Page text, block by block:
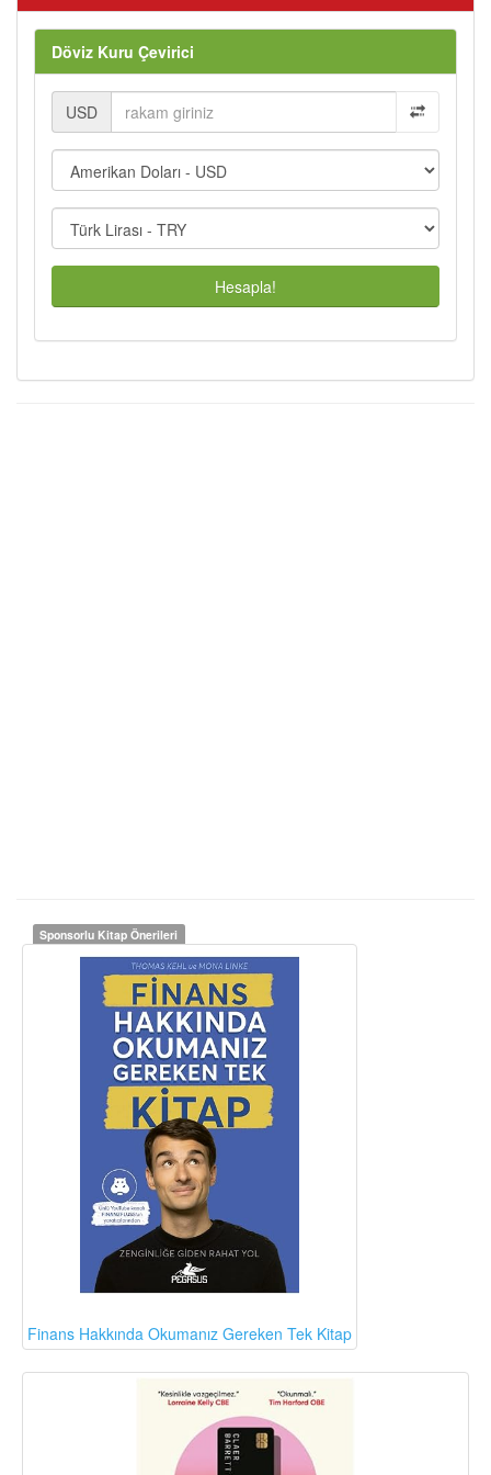
Döviz Kuru Çevirici
USD
Hesapla!
Sponsorlu Kitap Önerileri
Finans Hakkında Okumanız Gereken Tek Kitap